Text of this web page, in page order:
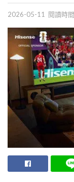
2026-05-11 閱讀時